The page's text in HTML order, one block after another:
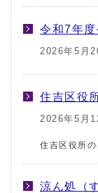
令和7年
2026年5月
住吉区役
2026年5月
住吉区役所
涼ん処（